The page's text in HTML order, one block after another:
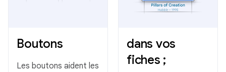
Boutons
Les boutons aident les
dans vos
fiches ;